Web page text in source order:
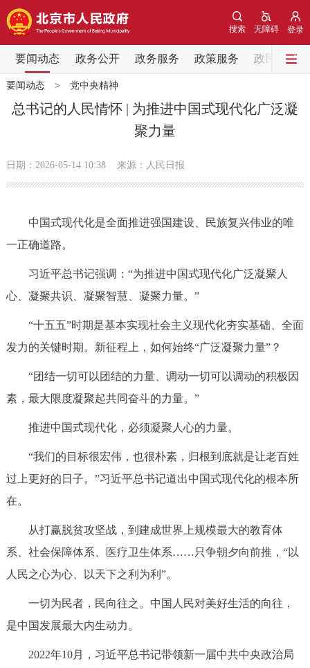
登录
无障碍
搜索
要闻动态 政务公开 政务服务 政策服务 政民互动
要闻动态
党中央精神
会议信息
市领导
决策公开 专题公开
个人服务 法人服务
中介服务 阳光政务
12345网上接诉即办 我要咨询 我要建议
走进北京
北京概况 十六区概览 人文北京
要闻动态> 党中央精神
总书记的人民情怀 | 为推进中国式现代化广泛凝
聚力量
日期：2026-05-14 10:38 来源：人民日报
中国式现代化是全面推进强国建设、民族复兴伟业的唯
一正确道路。
习近平总书记强调：“为推进中国式现代化广泛凝聚人
心、凝聚共识、凝聚智慧、凝聚力量。”
“十五五”时期是基本实现社会主义现代化夯实基础、全面
发力的关键时期。新征程上，如何始终“广泛凝聚力量”？
“团结一切可以团结的力量、调动一切可以调动的积极因
素，最大限度凝聚起共同奋斗的力量。”
推进中国式现代化，必须凝聚人心的力量。
“我们的目标很宏伟，也很朴素，归根到底就是让老百姓
过上更好的日子。”习近平总书记道出中国式现代化的根本所
在。
从打赢脱贫攻坚战，到建成世界上规模最大的教育体
系、社会保障体系、医疗卫生体系……只争朝夕向前推，“以
人民之心为心、以天下之利为利”。
一切为民者，民向往之。中国人民对美好生活的向往，
是中国发展最大内生动力。
2022年10月，习近平总书记带领新一届中共中央政治局